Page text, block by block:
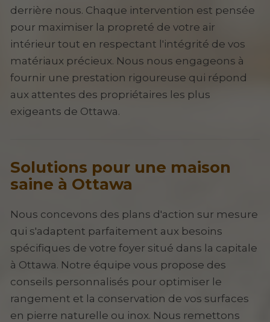
derrière nous. Chaque intervention est pensée
pour maximiser la propreté de votre air
intérieur tout en respectant l'intégrité de vos
matériaux précieux. Nous nous engageons à
fournir une prestation rigoureuse qui répond
aux attentes des propriétaires les plus
exigeants de Ottawa.
Solutions pour une maison
saine à Ottawa
Nous concevons des plans d'action sur mesure
qui s'adaptent parfaitement aux besoins
spécifiques de votre foyer situé dans la capitale
à Ottawa. Notre équipe vous propose des
conseils personnalisés pour optimiser le
rangement et la conservation de vos surfaces
en pierre naturelle ou inox. Nous remettons